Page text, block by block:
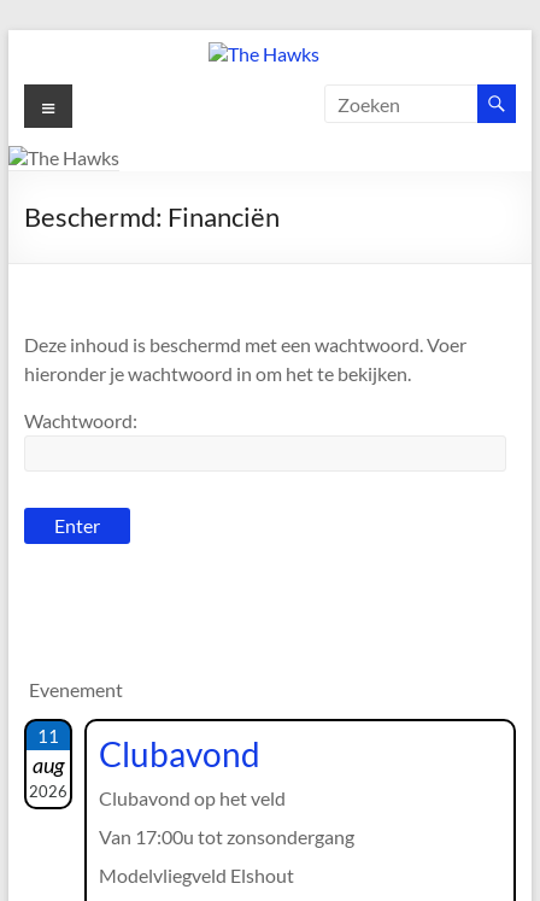
de
inhoud
The
Hawks
gezelligste
Menu
Beschermd: Financiën
Deze inhoud is beschermd met een wachtwoord. Voer
hieronder je wachtwoord in om het te bekijken.
Wachtwoord:
Evenement
11
aug
2026
Clubavond
Clubavond op het veld
Van 17:00u tot zonsondergang
Modelvliegveld Elshout